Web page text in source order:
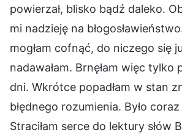
powierzał, blisko bądź daleko.
mi nadzieję na
mogłam cofnąć, do niczego się
nadawałam. Brnęłam więc tylko
dni. Wkrótce popadłam w stan
błędnego rozumienia. Było
Straciłam serce do lektury słów